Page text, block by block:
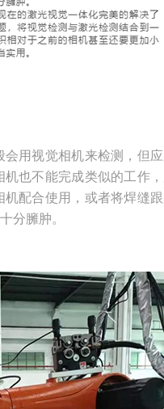
用视觉相机来检测，但应
也不能完成类似的工作
配合使用，或者将焊缝
分臃肿。